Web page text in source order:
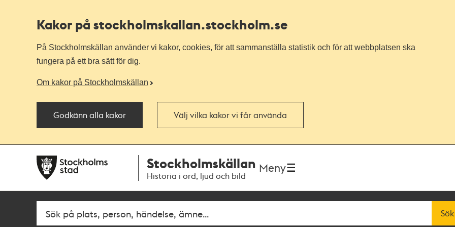
Kakor på stockholmskallan.stockholm.se
På Stockholmskällan använder vi kakor, cookies, för att sammanställa statistik och för att webbplatsen ska
fungera på ett bra sätt för dig.
Om kakor på Stockholmskällan
Godkänn alla kakor Välj vilka kakor vi får använda
navigationen
huvudinnehållet
Stockholmskällan
Historia i ord, ljud och bild
Meny
Fritextsök Sök